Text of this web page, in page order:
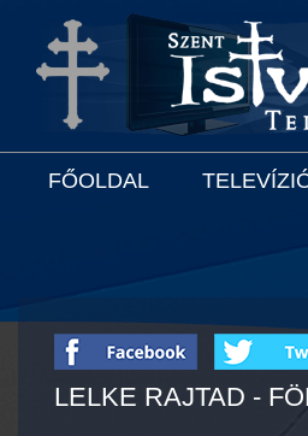
FŐOLDAL
LELKE RAJTAD -